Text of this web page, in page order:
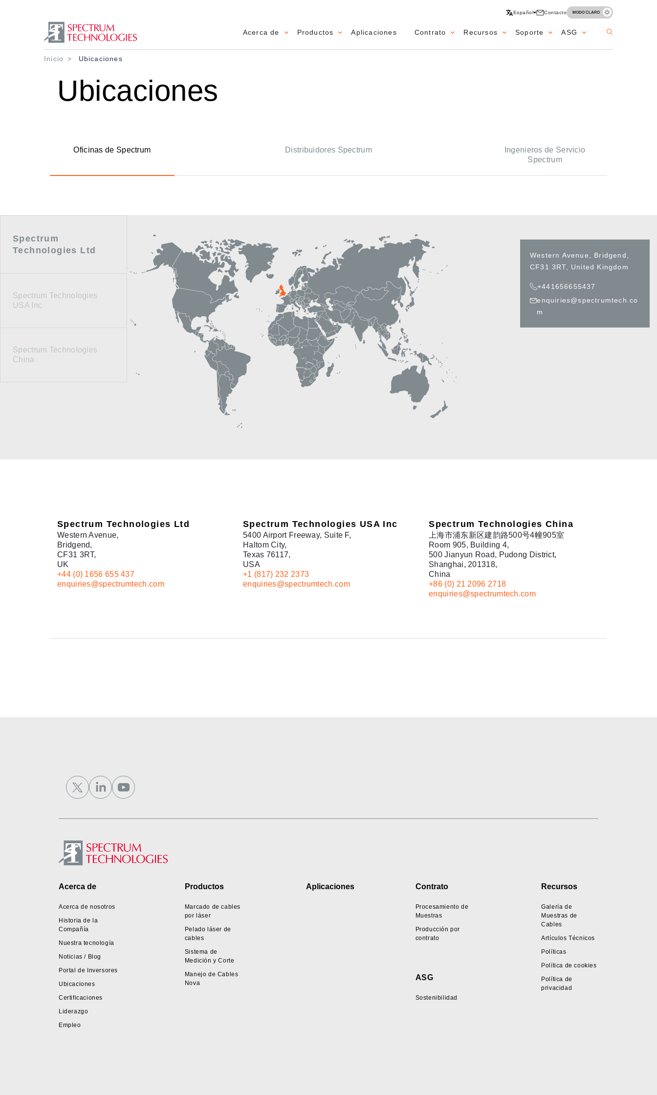
Español Contacto MODO CLARO
Main navigation
Acerca de Productos Aplicaciones Contrato Recursos Soporte ASG
Ruta de navegación
Inicio Ubicaciones
Ubicaciones
Oficinas de Spectrum Distribuidores Spectrum
Ingenieros de Servicio
Spectrum
Spectrum
Technologies Ltd
Spectrum Technologies
USA Inc
Spectrum Technologies
China
Western Avenue, Bridgend,
CF31 3RT, United Kingdom
+441656655437
enquiries@spectrumtech.co
m
Spectrum Technologies Ltd
Western Avenue,
Bridgend,
CF31 3RT,
UK
+44 (0) 1656 655 437
enquiries@spectrumtech.com
Spectrum Technologies USA Inc
5400 Airport Freeway, Suite F,
Haltom City,
Texas 76117,
USA
+1 (817) 232 2373
enquiries@spectrumtech.com
Spectrum Technologies China
上海市浦东新区建韵路500号4幢905室
Room 905, Building 4,
500 Jianyun Road, Pudong District,
Shanghai, 201318,
China
+86 (0) 21 2096 2718
enquiries@spectrumtech.com
Footer
Acerca de
Acerca de nosotros
Historia de la
Compañía
Nuestra tecnología
Noticias / Blog
Portal de Inversores
Ubicaciones
Certificaciones
Liderazgo
Empleo
Productos
Marcado de cables
por láser
Pelado láser de
cables
Sistema de
Medición y Corte
Manejo de Cables
Nova
Aplicaciones Contrato
Procesamiento de
Muestras
Producción por
contrato
ASG
Sostenibilidad
Recursos
Galería de
Muestras de
Cables
Artículos Técnicos
Políticas
Política de cookies
Política de
privacidad